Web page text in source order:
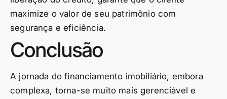
maximize o valor de seu patrimônio com
segurança e eficiência.
Conclusão
A jornada do financiamento imobiliário, embora
complexa, torna-se muito mais gerenciável e